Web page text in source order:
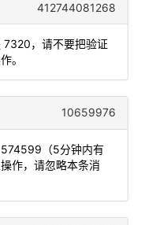
412744081268
7320，请不要把验证
。
10659976
574599（5分钟内有
作，请忽略本条消